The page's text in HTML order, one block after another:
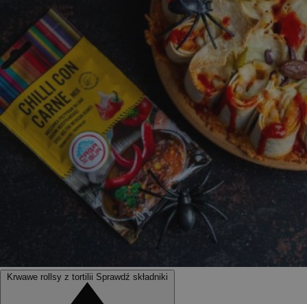
Krwawe rollsy z tortilii Sprawdź składniki